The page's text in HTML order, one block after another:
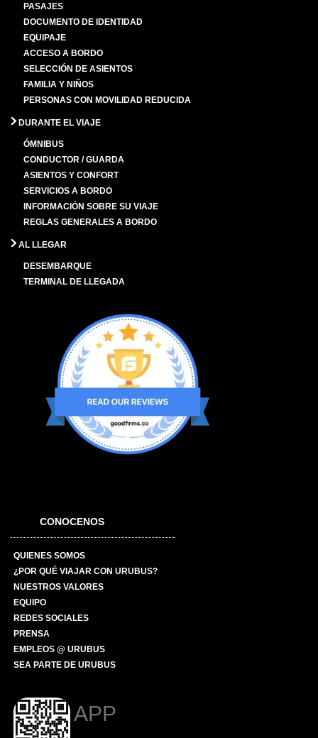
PASAJES
DOCUMENTO DE IDENTIDAD
EQUIPAJE
ACCESO A BORDO
SELECCIÓN DE ASIENTOS
FAMILIA Y NIÑOS
PERSONAS CON MOVILIDAD REDUCIDA
DURANTE EL VIAJE
ÓMNIBUS
CONDUCTOR / GUARDA
ASIENTOS Y CONFORT
SERVICIOS A BORDO
INFORMACIÓN SOBRE SU VIAJE
REGLAS GENERALES A BORDO
AL LLEGAR
DESEMBARQUE
TERMINAL DE LLEGADA
CONOCENOS
QUIENES SOMOS
¿POR QUÉ VIAJAR CON URUBUS?
NUESTROS VALORES
EQUIPO
REDES SOCIALES
PRENSA
EMPLEOS @ URUBUS
SEA PARTE DE URUBUS
APP